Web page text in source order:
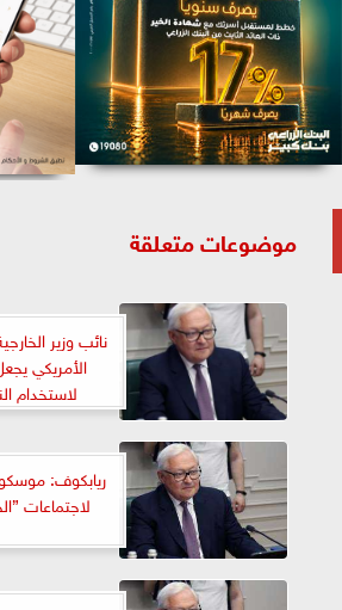
موضوعات متعلقة
نائب وزير
الأمريكي
لاستخدام
ريابكوف: موسكو
لاجتماعات